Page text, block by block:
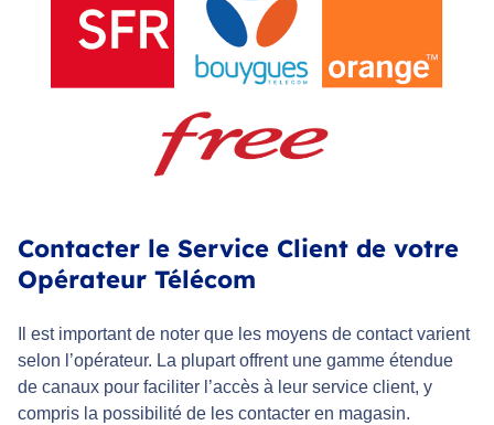
Contacter le Service Client de votre
Opérateur Télécom
Il est important de noter que les moyens de contact varient
selon l’opérateur. La plupart offrent une gamme étendue
de canaux pour faciliter l’accès à leur service client, y
compris la possibilité de les contacter en magasin.